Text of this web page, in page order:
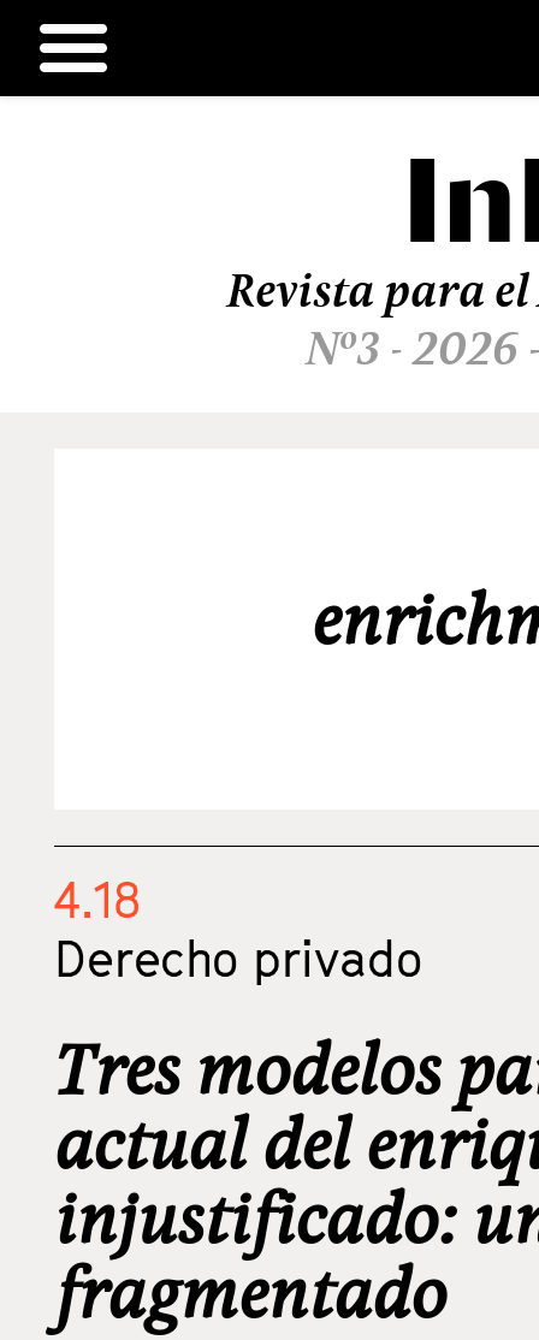
Revista para
Nº3 - 2026
4.18
Derecho privado
Tres modelos
actual del
injustificado:
fragmentado